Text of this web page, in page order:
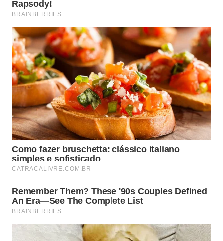
Quais cuidados são importantes ao
usar o cooler como umidificador?
Apesar de simples, a adaptação exige atenção à
segurança elétrica, pois água e fiação não
combinam. É fundamental manter fonte, tomadas,
extensões e conexões longe de respingos e garantir
que os fios não passem por trás ou por baixo do
recipiente com água.
A higiene também é essencial, já que tecido parado
em água pode acumular fungos e bactérias. Para
reduzir esses riscos, vale adotar alguns cuidados
práticos no dia a dia: